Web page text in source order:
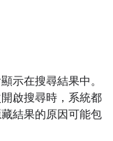
示在搜尋結果中。
啟搜尋時，系統都
結果的原因可能包